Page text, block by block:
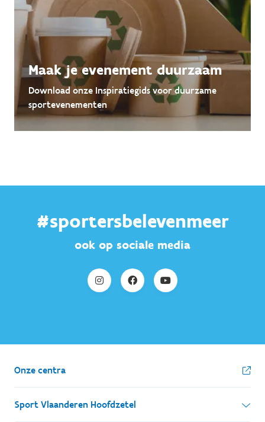
Maak je evenement duurzaam
Download onze Inspiratiegids voor duurzame
sportevenementen
#sportersbelevenmeer
ook op sociale media
Onze centra
Sport Vlaanderen Hoofdzetel